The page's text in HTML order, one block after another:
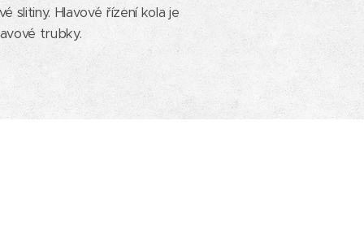
slitiny. Hlavové řízení kola je
trubky.